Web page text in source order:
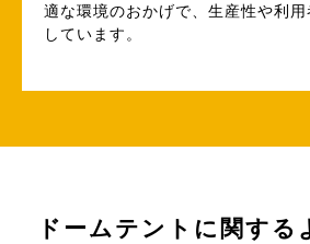
適な環境のおかげで、生産性や利
しています。
ドームテントに関する